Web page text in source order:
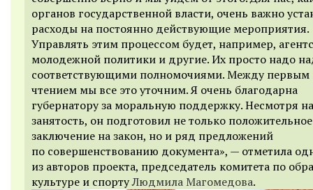
органов государственной власти, очень важно
расходы на постоянно действующие мероприятия.
Управлять этим процессом будет, например,
молодежной политики и другие. Их просто надо
соответствующими полномочиями. Между
чтением мы все это уточним. Я очень благодарна
губернатору за моральную поддержку. Несмотря
занятость, он подготовил не только положительное
заключение на закон, но и ряд предложений
по совершенствованию документа», — отметила
из авторов проекта, председатель комитета по
культуре и спортуЛюдмила Магомедова.